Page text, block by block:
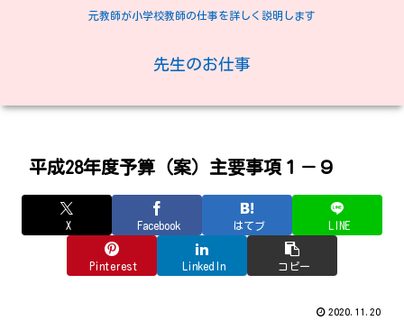
元教師が小学校教師の仕事を詳しく説明します
先生のお仕事
平成28年度予算（案）主要事項１－９
X Facebook はてブ LINE
Pinterest LinkedIn コピー
2020.11.20